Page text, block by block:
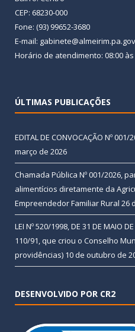
CEP: 68230-000
Fone: (93) 99652-3680
E-mail:
Horário de atendimento: 08:00 às
ÚLTIMAS PUBLICAÇÕES
EDITAL DE CONVOCAÇÃO Nº 001/
março de 2026
Chamada Pública Nº 001/2026,
alimentícios diretamente da
Empreendedor Familiar Rural 26
LEI Nº 520/1998, DE 31 DE MAIO
110/91, que criou o Conselho
providências) 10 de outubro de
DESENVOLVIDO POR CR2